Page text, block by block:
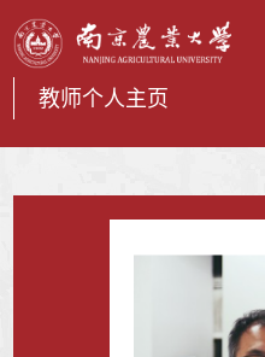
教师个人主页